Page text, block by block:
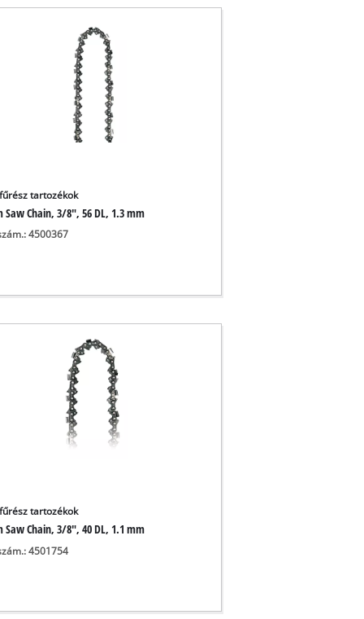
tartozékok
Saw Chain, 3/8", 56 DL, 1.3 mm
4500367
tartozékok
Saw Chain, 3/8", 40 DL, 1.1 mm
4501754